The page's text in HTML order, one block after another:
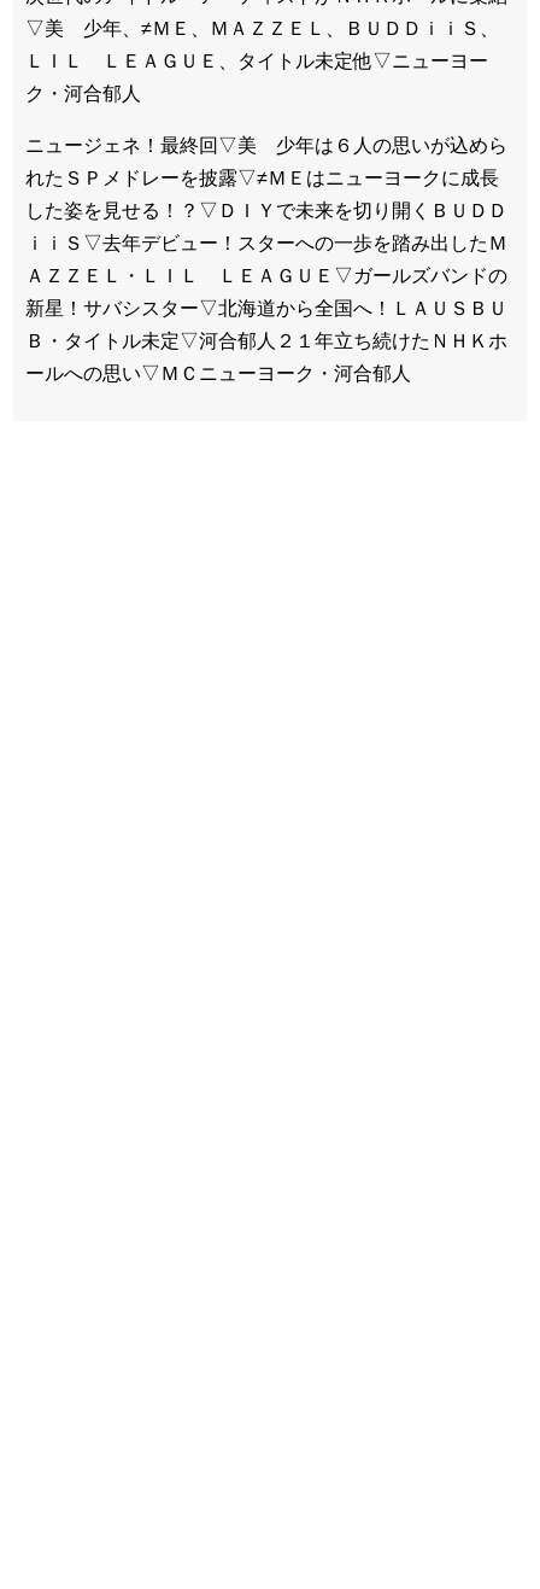
▽美 少年、≠ＭＥ、ＭＡＺＺＥＬ、ＢＵＤＤｉｉＳ、
ＬＩＬ ＬＥＡＧＵＥ、タイトル未定他▽ニューヨー
ク・河合郁人
ニュージェネ！最終回▽美 少年は６人の思いが込めら
れたＳＰメドレーを披露▽≠ＭＥはニューヨークに成長
した姿を見せる！？▽ＤＩＹで未来を切り開くＢＵＤＤ
ｉｉＳ▽去年デビュー！スターへの一歩を踏み出したＭ
ＡＺＺＥＬ・ＬＩＬ ＬＥＡＧＵＥ▽ガールズバンドの
新星！サバシスター▽北海道から全国へ！ＬＡＵＳＢＵ
Ｂ・タイトル未定▽河合郁人２１年立ち続けたＮＨＫホ
ールへの思い▽ＭＣニューヨーク・河合郁人